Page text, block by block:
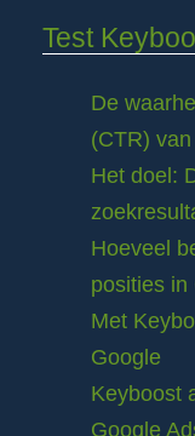
Test
De
(CTR)
Het doel:
Hoeveel
posities in
Met
Google
Keyboost
Google